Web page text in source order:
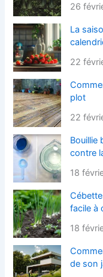
26
La
22
plot
22
Bouillie
contre
18
facile à
18
de son